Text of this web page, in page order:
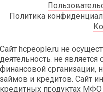
Политика
Сайт hcpeople.ru не
деятельность, не
финансовой организации,
займов и кредитов. Сайт
кредитных продуктах